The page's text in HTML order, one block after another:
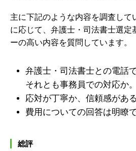
主に下記のような内容を調査して
に応じて、弁護士・司法書士選定
ーの高い内容を質問しています。
弁護士・司法書士との電話
それとも事務員での対応か。
応対が丁寧か、信頼感があ
費用についての回答は明瞭
総評